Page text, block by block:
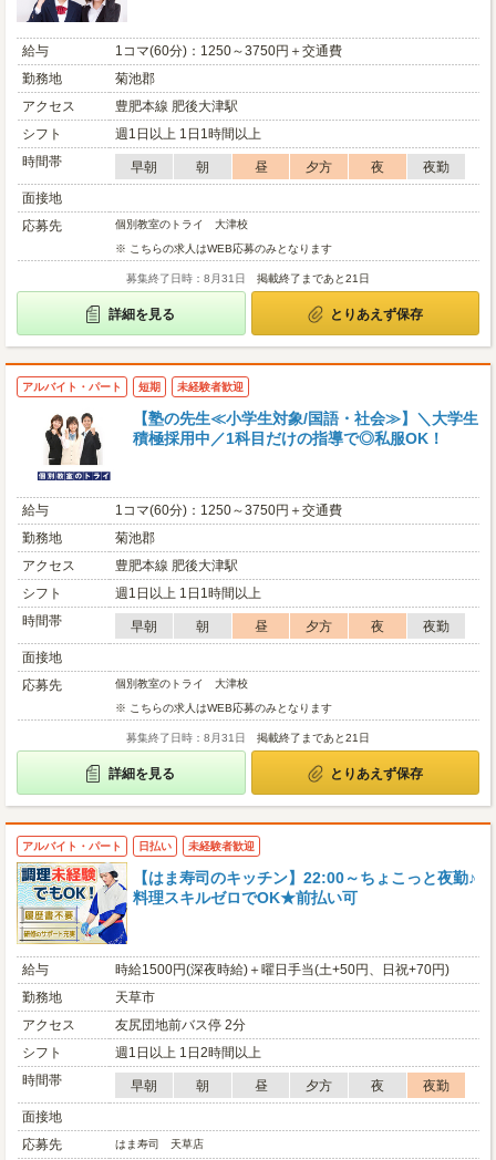
給与
1コマ(60分)：1250～3750円＋交通費
勤務地
菊池郡
アクセス
豊肥本線 肥後大津駅
シフト
週1日以上 1日1時間以上
時間帯
早朝 朝 昼 夕方 夜
夜勤
面接地
応募先
個別教室のトライ 大津校
※ こちらの求人はWEB応募のみとなります
募集終了日時：8月31日 掲載終了まであと21日
詳細を見る とりあえず保存
アルバイト・パート 短期 未経験者歓迎
【塾の先生≪小学生対象/国語・社会≫】＼大学生
積極採用中／1科目だけの指導で◎私服OK！
給与
1コマ(60分)：1250～3750円＋交通費
勤務地
菊池郡
アクセス
豊肥本線 肥後大津駅
シフト
週1日以上 1日1時間以上
時間帯
早朝 朝 昼 夕方 夜
夜勤
面接地
応募先
個別教室のトライ 大津校
※ こちらの求人はWEB応募のみとなります
募集終了日時：8月31日 掲載終了まであと21日
詳細を見る とりあえず保存
アルバイト・パート 日払い 未経験者歓迎
【はま寿司のキッチン】22:00～ちょこっと夜勤♪
料理スキルゼロでOK★前払い可
給与
時給1500円(深夜時給)＋曜日手当(土+50円、日祝+70円)
勤務地
天草市
アクセス
友尻団地前バス停 2分
シフト
週1日以上 1日2時間以上
時間帯
早朝 朝 昼 夕方 夜
夜勤
面接地
応募先
はま寿司 天草店